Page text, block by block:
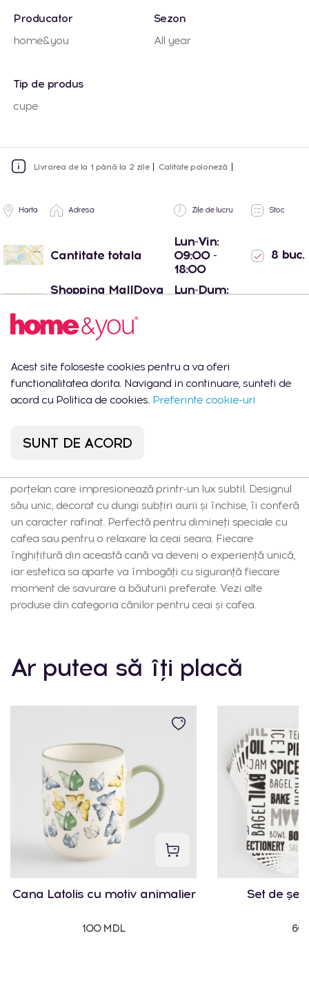
Producator
home&you
Sezon
All year
Tip de produs
cupe
Livrarea de la 1 până la 2 zile Calitate poloneză
Harta Adresa Zile de lucru Stoc
Cantitate totala
Lun-Vin:
09:00 -
18:00
8 buc.
Shopping MallDova
Arborilor 21
Lun-Dum:
Port Mall -
Sadoveanu 42/6
22:00
Descrierea produsului
porțelan care impresionează printr-un lux subtil. Designul
său unic, decorat cu dungi subțiri aurii și închise, îi conferă
un caracter rafinat. Perfectă pentru dimineți speciale cu
cafea sau pentru o relaxare la ceai seara. Fiecare
înghițitură din această cană va deveni o experiență unică,
iar estetica sa aparte va îmbogăți cu siguranță fiecare
moment de savurare a băuturii preferate. Vezi alte
produse din categoria cănilor pentru ceai și cafea.
Ar putea să îți placă
Cana Latolis cu motiv animalier
100 MDL
Set de
60
Acest site foloseste cookies pentru a va oferi
functionalitatea dorita. Navigand in continuare, sunteti de
acord cu Politica de cookies. Preferinte cookie-uri
SUNT DE ACORD